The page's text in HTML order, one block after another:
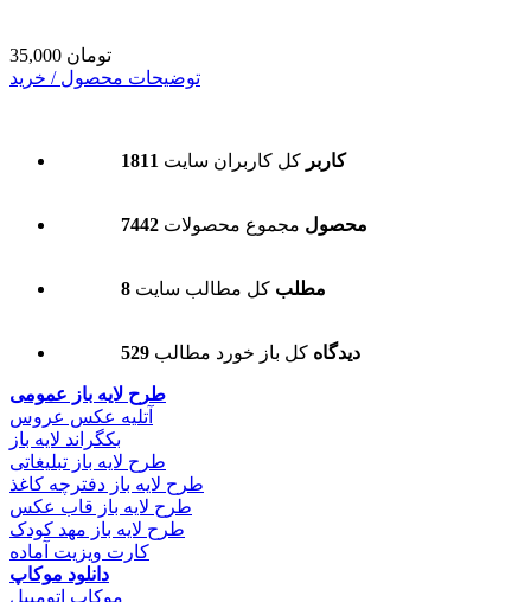
35,000 تومان
توضیحات محصول / خرید
1811 کاربر کل کاربران سایت
7442 محصول مجموع محصولات
8 مطلب کل مطالب سایت
529 دیدگاه کل باز خورد مطالب
طرح لایه باز عمومی
آتلیه عکس عروس
بکگراند لایه باز
طرح لایه باز تبلیغاتی
طرح لایه باز دفترچه کاغذ
طرح لایه باز قاب عکس
طرح لایه باز مهد کودک
کارت ویزیت آماده
دانلود موکاپ
موکاپ اتومبیل